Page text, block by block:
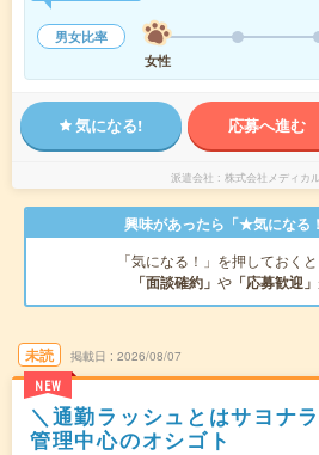
男女比率
女性
気になる! 応募へ進む
派遣会社 株式会社メディカ
興味があったら「★気になる
「気になる！」を押しておく
「面談確約」 や 「応募歓迎」
未読
NEW
掲載日 2026/08/07
＼通勤ラッシュとはサヨナ
管理中心のオシゴト